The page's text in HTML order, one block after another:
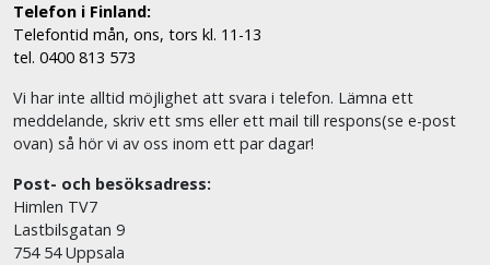
Telefon i Finland:
Telefontid mån, ons, tors kl. 11-13
tel. 0400 813 573
Vi har inte alltid möjlighet att svara i telefon. Lämna ett
meddelande, skriv ett sms eller ett mail till respons(se e-post
ovan) så hör vi av oss inom ett par dagar!
Post- och besöksadress:
Himlen TV7
Lastbilsgatan 9
754 54 Uppsala